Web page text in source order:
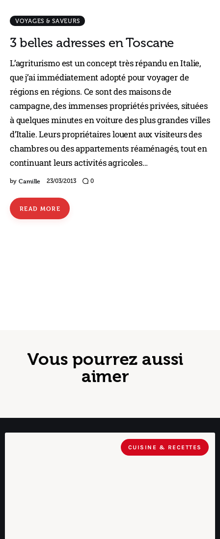
VOYAGES & SAVEURS
3 belles adresses en Toscane
L’agriturismo est un concept très répandu en Italie,
que j’ai immédiatement adopté pour voyager de
régions en régions. Ce sont des maisons de
campagne, des immenses propriétés privées, situées
à quelques minutes en voiture des plus grandes villes
d’Italie. Leurs propriétaires louent aux visiteurs des
chambres ou des appartements réaménagés, tout en
continuant leurs activités agricoles…
by Camille 23/03/2013 0
READ MORE
Vous pourrez aussi
aimer
CUISINE & RECETTES